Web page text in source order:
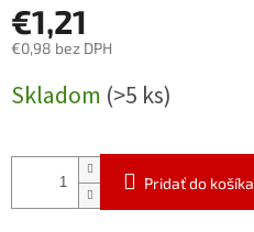
€1,21
€0,98 bez DPH
cena:
Skladom (>5 ks)
Pridať do košíka